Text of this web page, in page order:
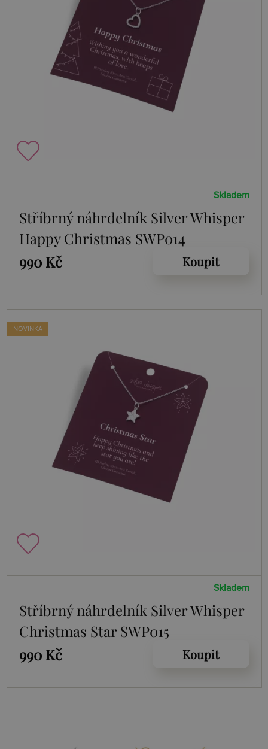
Skladem
Stříbrný náhrdelník Silver Whisper
Happy Christmas SWP014
990 Kč
Koupit
NOVINKA
Skladem
Stříbrný náhrdelník Silver Whisper
Christmas Star SWP015
990 Kč
Koupit